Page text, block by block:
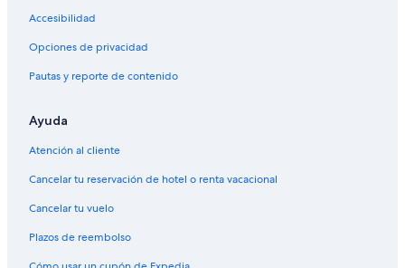
Hoteles en la naturaleza en Flores
Hoteles para bodas en Flores
Hoteles de senderismo en Flores
Accesibilidad
Opciones de privacidad
Pautas y reporte de contenido
Ayuda
Atención al cliente
Cancelar tu reservación de hotel o renta vacacional
Cancelar tu vuelo
Plazos de reembolso